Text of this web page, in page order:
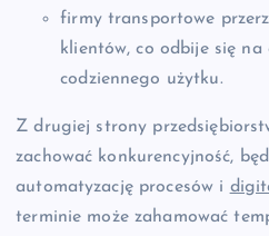
firmy transportowe
klientów, co odbije się na
codziennego użytku.
Z drugiej strony
zachować konkurencyjność,
automatyzację procesów i
terminie może zahamować